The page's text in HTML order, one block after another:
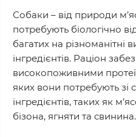
Собаки – від природи
потребують біологічно
багатих на різноманітні
інгредієнтів. Раціон
високопоживними
яких вони потребують зі
інгредієнтів, таких як
бізона, ягняти та свинина.